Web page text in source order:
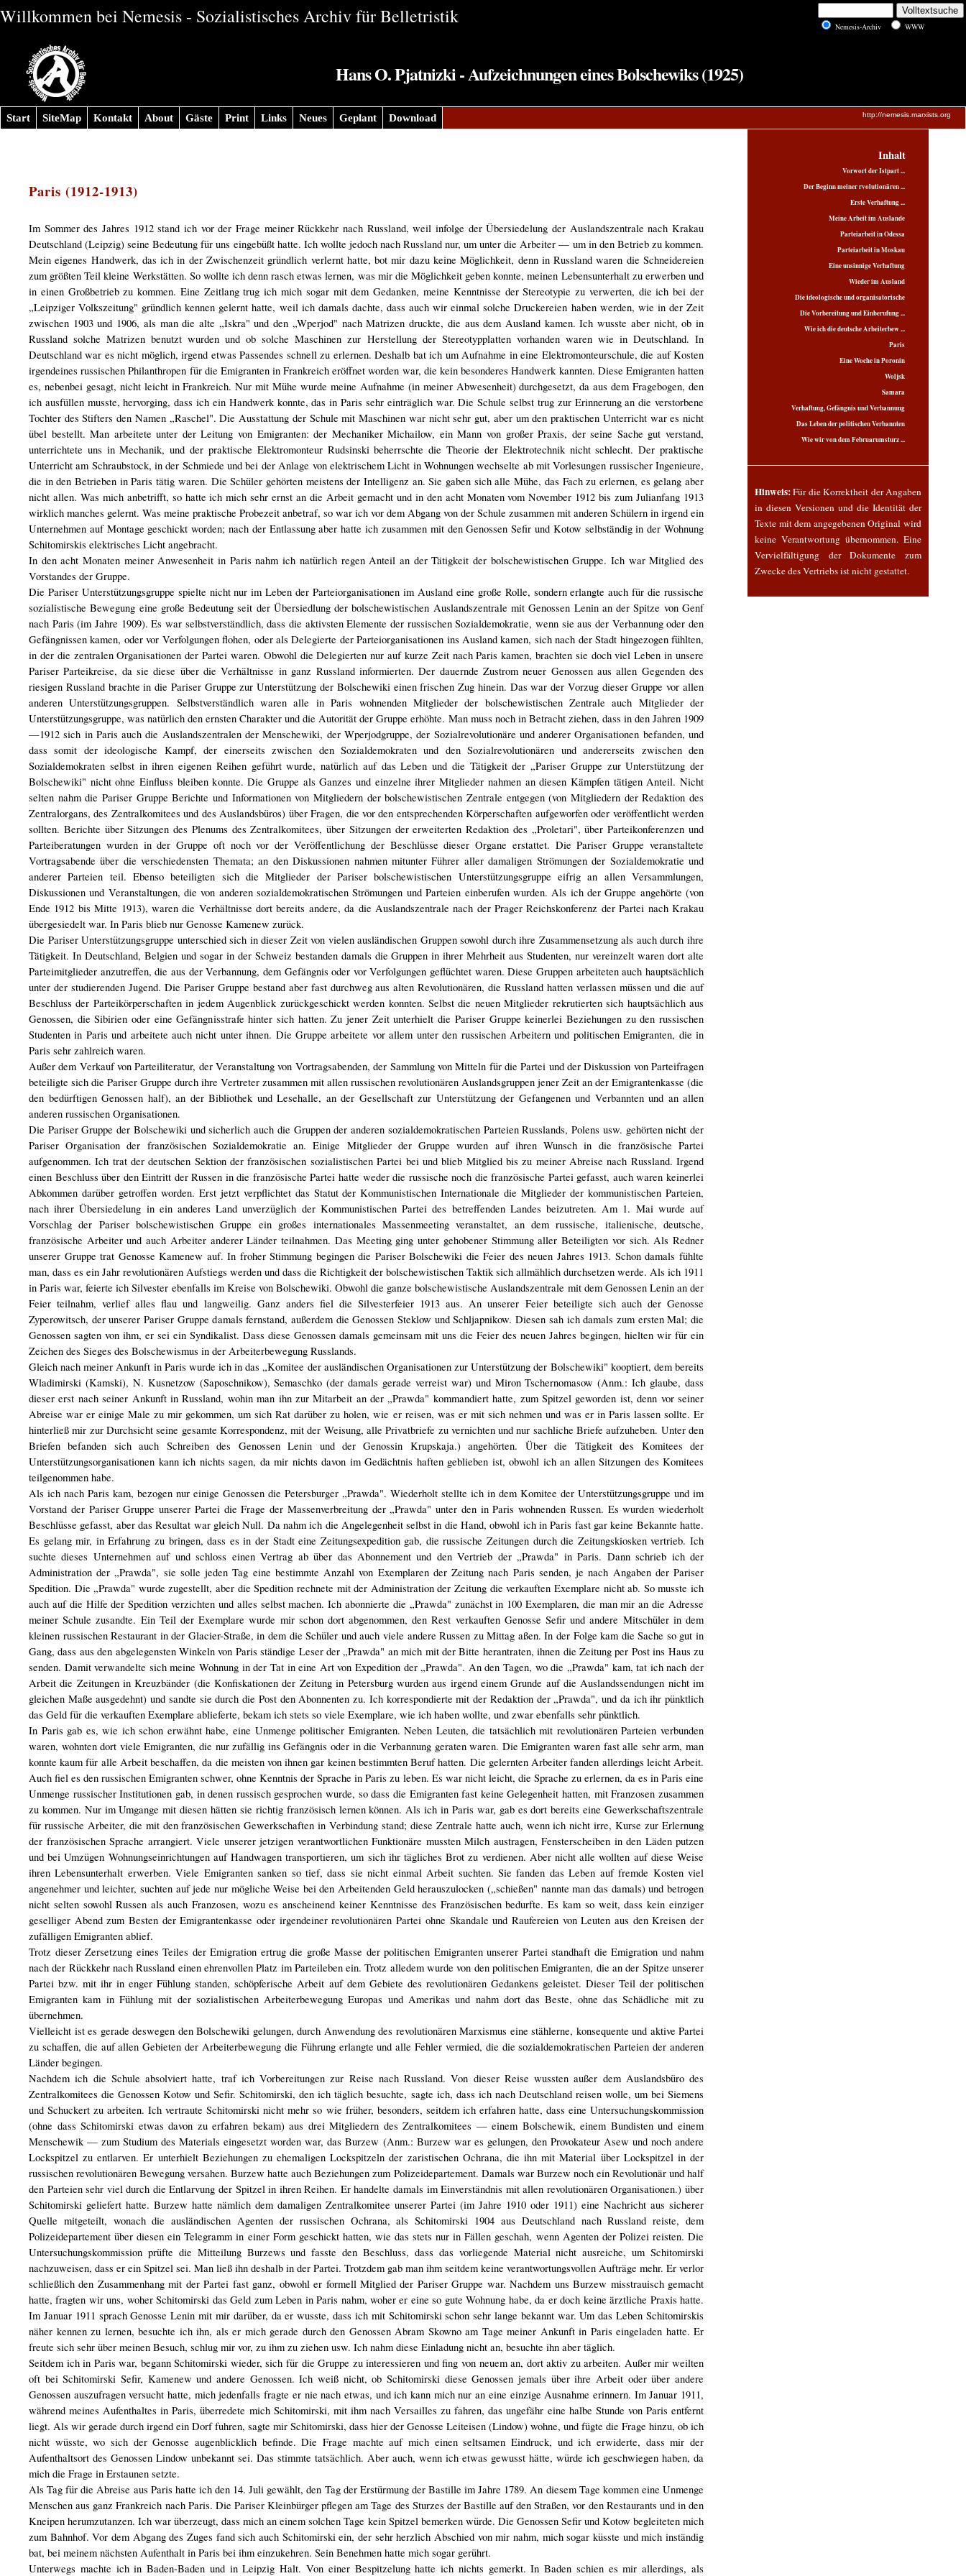
Nemesis-Archiv WWW
Willkommen bei Nemesis - Sozialistisches Archiv für Belletristik
Hans O. Pjatnizki - Aufzeichnungen eines Bolschewiks (1925)
Start SiteMap Kontakt About Gäste Print Links Neues Geplant Download http://nemesis.marxists.org
Paris (1912-1913)
Im Sommer des Jahres 1912 stand ich vor der Frage meiner Rückkehr nach Russland, weil infolge der Übersiedelung der Auslandszentrale nach Krakau
Deutschland (Leipzig) seine Bedeutung für uns eingebüßt hatte. Ich wollte jedoch nach Russland nur, um unter die Arbeiter — um in den Betrieb zu kommen.
Mein eigenes Handwerk, das ich in der Zwischenzeit gründlich verlernt hatte, bot mir dazu keine Möglichkeit, denn in Russland waren die Schneidereien
zum größten Teil kleine Werkstätten. So wollte ich denn rasch etwas lernen, was mir die Möglichkeit geben konnte, meinen Lebensunterhalt zu erwerben und
in einen Großbetrieb zu kommen. Eine Zeitlang trug ich mich sogar mit dem Gedanken, meine Kenntnisse der Stereotypie zu verwerten, die ich bei der
„Leipziger Volkszeitung" gründlich kennen gelernt hatte, weil ich damals dachte, dass auch wir einmal solche Druckereien haben werden, wie in der Zeit
zwischen 1903 und 1906, als man die alte „Iskra" und den „Wperjod" nach Matrizen druckte, die aus dem Ausland kamen. Ich wusste aber nicht, ob in
Russland solche Matrizen benutzt wurden und ob solche Maschinen zur Herstellung der Stereotypplatten vorhanden waren wie in Deutschland. In
Deutschland war es nicht möglich, irgend etwas Passendes schnell zu erlernen. Deshalb bat ich um Aufnahme in eine Elektromonteurschule, die auf Kosten
irgendeines russischen Philanthropen für die Emigranten in Frankreich eröffnet worden war, die kein besonderes Handwerk kannten. Diese Emigranten hatten
es, nebenbei gesagt, nicht leicht in Frankreich. Nur mit Mühe wurde meine Aufnahme (in meiner Abwesenheit) durchgesetzt, da aus dem Fragebogen, den
ich ausfüllen musste, hervorging, dass ich ein Handwerk konnte, das in Paris sehr einträglich war. Die Schule selbst trug zur Erinnerung an die verstorbene
Tochter des Stifters den Namen „Raschel". Die Ausstattung der Schule mit Maschinen war nicht sehr gut, aber um den praktischen Unterricht war es nicht
übel bestellt. Man arbeitete unter der Leitung von Emigranten: der Mechaniker Michailow, ein Mann von großer Praxis, der seine Sache gut verstand,
unterrichtete uns in Mechanik, und der praktische Elektromonteur Rudsinski beherrschte die Theorie der Elektrotechnik nicht schlecht. Der praktische
Unterricht am Schraubstock, in der Schmiede und bei der Anlage von elektrischem Licht in Wohnungen wechselte ab mit Vorlesungen russischer Ingenieure,
die in den Betrieben in Paris tätig waren. Die Schüler gehörten meistens der Intelligenz an. Sie gaben sich alle Mühe, das Fach zu erlernen, es gelang aber
nicht allen. Was mich anbetrifft, so hatte ich mich sehr ernst an die Arbeit gemacht und in den acht Monaten vom November 1912 bis zum Julianfang 1913
wirklich manches gelernt. Was meine praktische Probezeit anbetraf, so war ich vor dem Abgang von der Schule zusammen mit anderen Schülern in irgend ein
Unternehmen auf Montage geschickt worden; nach der Entlassung aber hatte ich zusammen mit den Genossen Sefir und Kotow selbständig in der Wohnung
Schitomirskis elektrisches Licht angebracht.
In den acht Monaten meiner Anwesenheit in Paris nahm ich natürlich regen Anteil an der Tätigkeit der bolschewistischen Gruppe. Ich war Mitglied des
Vorstandes der Gruppe.
Die Pariser Unterstützungsgruppe spielte nicht nur im Leben der Parteiorganisationen im Ausland eine große Rolle, sondern erlangte auch für die russische
sozialistische Bewegung eine große Bedeutung seit der Übersiedlung der bolschewistischen Auslandszentrale mit Genossen Lenin an der Spitze von Genf
nach Paris (im Jahre 1909). Es war selbstverständlich, dass die aktivsten Elemente der russischen Sozialdemokratie, wenn sie aus der Verbannung oder den
Gefängnissen kamen, oder vor Verfolgungen flohen, oder als Delegierte der Parteiorganisationen ins Ausland kamen, sich nach der Stadt hingezogen fühlten,
in der die zentralen Organisationen der Partei waren. Obwohl die Delegierten nur auf kurze Zeit nach Paris kamen, brachten sie doch viel Leben in unsere
Pariser Parteikreise, da sie diese über die Verhältnisse in ganz Russland informierten. Der dauernde Zustrom neuer Genossen aus allen Gegenden des
riesigen Russland brachte in die Pariser Gruppe zur Unterstützung der Bolschewiki einen frischen Zug hinein. Das war der Vorzug dieser Gruppe vor allen
anderen Unterstützungsgruppen. Selbstverständlich waren alle in Paris wohnenden Mitglieder der bolschewistischen Zentrale auch Mitglieder der
Unterstützungsgruppe, was natürlich den ernsten Charakter und die Autorität der Gruppe erhöhte. Man muss noch in Betracht ziehen, dass in den Jahren 1909
—1912 sich in Paris auch die Auslandszentralen der Menschewiki, der Wperjodgruppe, der Sozialrevolutionäre und anderer Organisationen befanden, und
dass somit der ideologische Kampf, der einerseits zwischen den Sozialdemokraten und den Sozialrevolutionären und andererseits zwischen den
Sozialdemokraten selbst in ihren eigenen Reihen geführt wurde, natürlich auf das Leben und die Tätigkeit der „Pariser Gruppe zur Unterstützung der
Bolschewiki" nicht ohne Einfluss bleiben konnte. Die Gruppe als Ganzes und einzelne ihrer Mitglieder nahmen an diesen Kämpfen tätigen Anteil. Nicht
selten nahm die Pariser Gruppe Berichte und Informationen von Mitgliedern der bolschewistischen Zentrale entgegen (von Mitgliedern der Redaktion des
Zentralorgans, des Zentralkomitees und des Auslandsbüros) über Fragen, die vor den entsprechenden Körperschaften aufgeworfen oder veröffentlicht werden
sollten. Berichte über Sitzungen des Plenums des Zentralkomitees, über Sitzungen der erweiterten Redaktion des „Proletari", über Parteikonferenzen und
Parteiberatungen wurden in der Gruppe oft noch vor der Veröffentlichung der Beschlüsse dieser Organe erstattet. Die Pariser Gruppe veranstaltete
Vortragsabende über die verschiedensten Themata; an den Diskussionen nahmen mitunter Führer aller damaligen Strömungen der Sozialdemokratie und
anderer Parteien teil. Ebenso beteiligten sich die Mitglieder der Pariser bolschewistischen Unterstützungsgruppe eifrig an allen Versammlungen,
Diskussionen und Veranstaltungen, die von anderen sozialdemokratischen Strömungen und Parteien einberufen wurden. Als ich der Gruppe angehörte (von
Ende 1912 bis Mitte 1913), waren die Verhältnisse dort bereits andere, da die Auslandszentrale nach der Prager Reichskonferenz der Partei nach Krakau
übergesiedelt war. In Paris blieb nur Genosse Kamenew zurück.
Die Pariser Unterstützungsgruppe unterschied sich in dieser Zeit von vielen ausländischen Gruppen sowohl durch ihre Zusammensetzung als auch durch ihre
Tätigkeit. In Deutschland, Belgien und sogar in der Schweiz bestanden damals die Gruppen in ihrer Mehrheit aus Studenten, nur vereinzelt waren dort alte
Parteimitglieder anzutreffen, die aus der Verbannung, dem Gefängnis oder vor Verfolgungen geflüchtet waren. Diese Gruppen arbeiteten auch hauptsächlich
unter der studierenden Jugend. Die Pariser Gruppe bestand aber fast durchweg aus alten Revolutionären, die Russland hatten verlassen müssen und die auf
Beschluss der Parteikörperschaften in jedem Augenblick zurückgeschickt werden konnten. Selbst die neuen Mitglieder rekrutierten sich hauptsächlich aus
Genossen, die Sibirien oder eine Gefängnisstrafe hinter sich hatten. Zu jener Zeit unterhielt die Pariser Gruppe keinerlei Beziehungen zu den russischen
Studenten in Paris und arbeitete auch nicht unter ihnen. Die Gruppe arbeitete vor allem unter den russischen Arbeitern und politischen Emigranten, die in
Paris sehr zahlreich waren.
Außer dem Verkauf von Parteiliteratur, der Veranstaltung von Vortragsabenden, der Sammlung von Mitteln für die Partei und der Diskussion von Parteifragen
beteiligte sich die Pariser Gruppe durch ihre Vertreter zusammen mit allen russischen revolutionären Auslandsgruppen jener Zeit an der Emigrantenkasse (die
den bedürftigen Genossen half), an der Bibliothek und Lesehalle, an der Gesellschaft zur Unterstützung der Gefangenen und Verbannten und an allen
anderen russischen Organisationen.
Die Pariser Gruppe der Bolschewiki und sicherlich auch die Gruppen der anderen sozialdemokratischen Parteien Russlands, Polens usw. gehörten nicht der
Pariser Organisation der französischen Sozialdemokratie an. Einige Mitglieder der Gruppe wurden auf ihren Wunsch in die französische Partei
aufgenommen. Ich trat der deutschen Sektion der französischen sozialistischen Partei bei und blieb Mitglied bis zu meiner Abreise nach Russland. Irgend
einen Beschluss über den Eintritt der Russen in die französische Partei hatte weder die russische noch die französische Partei gefasst, auch waren keinerlei
Abkommen darüber getroffen worden. Erst jetzt verpflichtet das Statut der Kommunistischen Internationale die Mitglieder der kommunistischen Parteien,
nach ihrer Übersiedelung in ein anderes Land unverzüglich der Kommunistischen Partei des betreffenden Landes beizutreten. Am 1. Mai wurde auf
Vorschlag der Pariser bolschewistischen Gruppe ein großes internationales Massenmeeting veranstaltet, an dem russische, italienische, deutsche,
französische Arbeiter und auch Arbeiter anderer Länder teilnahmen. Das Meeting ging unter gehobener Stimmung aller Beteiligten vor sich. Als Redner
unserer Gruppe trat Genosse Kamenew auf. In froher Stimmung begingen die Pariser Bolschewiki die Feier des neuen Jahres 1913. Schon damals fühlte
man, dass es ein Jahr revolutionären Aufstiegs werden und dass die Richtigkeit der bolschewistischen Taktik sich allmählich durchsetzen werde. Als ich 1911
in Paris war, feierte ich Silvester ebenfalls im Kreise von Bolschewiki. Obwohl die ganze bolschewistische Auslandszentrale mit dem Genossen Lenin an der
Feier teilnahm, verlief alles flau und langweilig. Ganz anders fiel die Silvesterfeier 1913 aus. An unserer Feier beteiligte sich auch der Genosse
Zyperowitsch, der unserer Pariser Gruppe damals fernstand, außerdem die Genossen Steklow und Schljapnikow. Diesen sah ich damals zum ersten Mal; die
Genossen sagten von ihm, er sei ein Syndikalist. Dass diese Genossen damals gemeinsam mit uns die Feier des neuen Jahres begingen, hielten wir für ein
Zeichen des Sieges des Bolschewismus in der Arbeiterbewegung Russlands.
Gleich nach meiner Ankunft in Paris wurde ich in das „Komitee der ausländischen Organisationen zur Unterstützung der Bolschewiki" kooptiert, dem bereits
Wladimirski (Kamski), N. Kusnetzow (Saposchnikow), Semaschko (der damals gerade verreist war) und Miron Tschernomasow (Anm.: Ich glaube, dass
dieser erst nach seiner Ankunft in Russland, wohin man ihn zur Mitarbeit an der „Prawda" kommandiert hatte, zum Spitzel geworden ist, denn vor seiner
Abreise war er einige Male zu mir gekommen, um sich Rat darüber zu holen, wie er reisen, was er mit sich nehmen und was er in Paris lassen sollte. Er
hinterließ mir zur Durchsicht seine gesamte Korrespondenz, mit der Weisung, alle Privatbriefe zu vernichten und nur sachliche Briefe aufzuheben. Unter den
Briefen befanden sich auch Schreiben des Genossen Lenin und der Genossin Krupskaja.) angehörten. Über die Tätigkeit des Komitees der
Unterstützungsorganisationen kann ich nichts sagen, da mir nichts davon im Gedächtnis haften geblieben ist, obwohl ich an allen Sitzungen des Komitees
teilgenommen habe.
Als ich nach Paris kam, bezogen nur einige Genossen die Petersburger „Prawda". Wiederholt stellte ich in dem Komitee der Unterstützungsgruppe und im
Vorstand der Pariser Gruppe unserer Partei die Frage der Massenverbreitung der „Prawda" unter den in Paris wohnenden Russen. Es wurden wiederholt
Beschlüsse gefasst, aber das Resultat war gleich Null. Da nahm ich die Angelegenheit selbst in die Hand, obwohl ich in Paris fast gar keine Bekannte hatte.
Es gelang mir, in Erfahrung zu bringen, dass es in der Stadt eine Zeitungsexpedition gab, die russische Zeitungen durch die Zeitungskiosken vertrieb. Ich
suchte dieses Unternehmen auf und schloss einen Vertrag ab über das Abonnement und den Vertrieb der „Prawda" in Paris. Dann schrieb ich der
Administration der „Prawda", sie solle jeden Tag eine bestimmte Anzahl von Exemplaren der Zeitung nach Paris senden, je nach Angaben der Pariser
Spedition. Die „Prawda" wurde zugestellt, aber die Spedition rechnete mit der Administration der Zeitung die verkauften Exemplare nicht ab. So musste ich
auch auf die Hilfe der Spedition verzichten und alles selbst machen. Ich abonnierte die „Prawda" zunächst in 100 Exemplaren, die man mir an die Adresse
meiner Schule zusandte. Ein Teil der Exemplare wurde mir schon dort abgenommen, den Rest verkauften Genosse Sefir und andere Mitschüler in dem
kleinen russischen Restaurant in der Glacier-Straße, in dem die Schüler und auch viele andere Russen zu Mittag aßen. In der Folge kam die Sache so gut in
Gang, dass aus den abgelegensten Winkeln von Paris ständige Leser der „Prawda" an mich mit der Bitte herantraten, ihnen die Zeitung per Post ins Haus zu
senden. Damit verwandelte sich meine Wohnung in der Tat in eine Art von Expedition der „Prawda". An den Tagen, wo die „Prawda" kam, tat ich nach der
Arbeit die Zeitungen in Kreuzbänder (die Konfiskationen der Zeitung in Petersburg wurden aus irgend einem Grunde auf die Auslandssendungen nicht im
gleichen Maße ausgedehnt) und sandte sie durch die Post den Abonnenten zu. Ich korrespondierte mit der Redaktion der „Prawda", und da ich ihr pünktlich
das Geld für die verkauften Exemplare ablieferte, bekam ich stets so viele Exemplare, wie ich haben wollte, und zwar ebenfalls sehr pünktlich.
In Paris gab es, wie ich schon erwähnt habe, eine Unmenge politischer Emigranten. Neben Leuten, die tatsächlich mit revolutionären Parteien verbunden
waren, wohnten dort viele Emigranten, die nur zufällig ins Gefängnis oder in die Verbannung geraten waren. Die Emigranten waren fast alle sehr arm, man
konnte kaum für alle Arbeit beschaffen, da die meisten von ihnen gar keinen bestimmten Beruf hatten. Die gelernten Arbeiter fanden allerdings leicht Arbeit.
Auch fiel es den russischen Emigranten schwer, ohne Kenntnis der Sprache in Paris zu leben. Es war nicht leicht, die Sprache zu erlernen, da es in Paris eine
Unmenge russischer Institutionen gab, in denen russisch gesprochen wurde, so dass die Emigranten fast keine Gelegenheit hatten, mit Franzosen zusammen
zu kommen. Nur im Umgange mit diesen hätten sie richtig französisch lernen können. Als ich in Paris war, gab es dort bereits eine Gewerkschaftszentrale
für russische Arbeiter, die mit den französischen Gewerkschaften in Verbindung stand; diese Zentrale hatte auch, wenn ich nicht irre, Kurse zur Erlernung
der französischen Sprache arrangiert. Viele unserer jetzigen verantwortlichen Funktionäre mussten Milch austragen, Fensterscheiben in den Läden putzen
und bei Umzügen Wohnungseinrichtungen auf Handwagen transportieren, um sich ihr tägliches Brot zu verdienen. Aber nicht alle wollten auf diese Weise
ihren Lebensunterhalt erwerben. Viele Emigranten sanken so tief, dass sie nicht einmal Arbeit suchten. Sie fanden das Leben auf fremde Kosten viel
angenehmer und leichter, suchten auf jede nur mögliche Weise bei den Arbeitenden Geld herauszulocken („schießen" nannte man das damals) und betrogen
nicht selten sowohl Russen als auch Franzosen, wozu es anscheinend keiner Kenntnisse des Französischen bedurfte. Es kam so weit, dass kein einziger
geselliger Abend zum Besten der Emigrantenkasse oder irgendeiner revolutionären Partei ohne Skandale und Raufereien von Leuten aus den Kreisen der
zufälligen Emigranten ablief.
Trotz dieser Zersetzung eines Teiles der Emigration ertrug die große Masse der politischen Emigranten unserer Partei standhaft die Emigration und nahm
nach der Rückkehr nach Russland einen ehrenvollen Platz im Parteileben ein. Trotz alledem wurde von den politischen Emigranten, die an der Spitze unserer
Partei bzw. mit ihr in enger Fühlung standen, schöpferische Arbeit auf dem Gebiete des revolutionären Gedankens geleistet. Dieser Teil der politischen
Emigranten kam in Fühlung mit der sozialistischen Arbeiterbewegung Europas und Amerikas und nahm dort das Beste, ohne das Schädliche mit zu
übernehmen.
Vielleicht ist es gerade deswegen den Bolschewiki gelungen, durch Anwendung des revolutionären Marxismus eine stählerne, konsequente und aktive Partei
zu schaffen, die auf allen Gebieten der Arbeiterbewegung die Führung erlangte und alle Fehler vermied, die die sozialdemokratischen Parteien der anderen
Länder begingen.
Nachdem ich die Schule absolviert hatte, traf ich Vorbereitungen zur Reise nach Russland. Von dieser Reise wussten außer dem Auslandsbüro des
Zentralkomitees die Genossen Kotow und Sefir. Schitomirski, den ich täglich besuchte, sagte ich, dass ich nach Deutschland reisen wolle, um bei Siemens
und Schuckert zu arbeiten. Ich vertraute Schitomirski nicht mehr so wie früher, besonders, seitdem ich erfahren hatte, dass eine Untersuchungskommission
(ohne dass Schitomirski etwas davon zu erfahren bekam) aus drei Mitgliedern des Zentralkomitees — einem Bolschewik, einem Bundisten und einem
Menschewik — zum Studium des Materials eingesetzt worden war, das Burzew (Anm.: Burzew war es gelungen, den Provokateur Asew und noch andere
Lockspitzel zu entlarven. Er unterhielt Beziehungen zu ehemaligen Lockspitzeln der zaristischen Ochrana, die ihn mit Material über Lockspitzel in der
russischen revolutionären Bewegung versahen. Burzew hatte auch Beziehungen zum Polizeidepartement. Damals war Burzew noch ein Revolutionär und half
den Parteien sehr viel durch die Entlarvung der Spitzel in ihren Reihen. Er handelte damals im Einverständnis mit allen revolutionären Organisationen.) über
Schitomirski geliefert hatte. Burzew hatte nämlich dem damaligen Zentralkomitee unserer Partei (im Jahre 1910 oder 1911) eine Nachricht aus sicherer
Quelle mitgeteilt, wonach die ausländischen Agenten der russischen Ochrana, als Schitomirski 1904 aus Deutschland nach Russland reiste, dem
Polizeidepartement über diesen ein Telegramm in einer Form geschickt hatten, wie das stets nur in Fällen geschah, wenn Agenten der Polizei reisten. Die
Untersuchungskommission prüfte die Mitteilung Burzews und fasste den Beschluss, dass das vorliegende Material nicht ausreiche, um Schitomirski
nachzuweisen, dass er ein Spitzel sei. Man ließ ihn deshalb in der Partei. Trotzdem gab man ihm seitdem keine verantwortungsvollen Aufträge mehr. Er verlor
schließlich den Zusammenhang mit der Partei fast ganz, obwohl er formell Mitglied der Pariser Gruppe war. Nachdem uns Burzew misstrauisch gemacht
hatte, fragten wir uns, woher Schitomirski das Geld zum Leben in Paris nahm, woher er eine so gute Wohnung habe, da er doch keine ärztliche Praxis hatte.
Im Januar 1911 sprach Genosse Lenin mit mir darüber, da er wusste, dass ich mit Schitomirski schon sehr lange bekannt war. Um das Leben Schitomirskis
näher kennen zu lernen, besuchte ich ihn, als er mich gerade durch den Genossen Abram Skowno am Tage meiner Ankunft in Paris eingeladen hatte. Er
freute sich sehr über meinen Besuch, schlug mir vor, zu ihm zu ziehen usw. Ich nahm diese Einladung nicht an, besuchte ihn aber täglich.
Seitdem ich in Paris war, begann Schitomirski wieder, sich für die Gruppe zu interessieren und fing von neuem an, dort aktiv zu arbeiten. Außer mir weilten
oft bei Schitomirski Sefir, Kamenew und andere Genossen. Ich weiß nicht, ob Schitomirski diese Genossen jemals über ihre Arbeit oder über andere
Genossen auszufragen versucht hatte, mich jedenfalls fragte er nie nach etwas, und ich kann mich nur an eine einzige Ausnahme erinnern. Im Januar 1911,
während meines Aufenthaltes in Paris, überredete mich Schitomirski, mit ihm nach Versailles zu fahren, das ungefähr eine halbe Stunde von Paris entfernt
liegt. Als wir gerade durch irgend ein Dorf fuhren, sagte mir Schitomirski, dass hier der Genosse Leiteisen (Lindow) wohne, und fügte die Frage hinzu, ob ich
nicht wüsste, wo sich der Genosse augenblicklich befinde. Die Frage machte auf mich einen seltsamen Eindruck, und ich erwiderte, dass mir der
Aufenthaltsort des Genossen Lindow unbekannt sei. Das stimmte tatsächlich. Aber auch, wenn ich etwas gewusst hätte, würde ich geschwiegen haben, da
mich die Frage in Erstaunen setzte.
Als Tag für die Abreise aus Paris hatte ich den 14. Juli gewählt, den Tag der Erstürmung der Bastille im Jahre 1789. An diesem Tage kommen eine Unmenge
Menschen aus ganz Frankreich nach Paris. Die Pariser Kleinbürger pflegen am Tage des Sturzes der Bastille auf den Straßen, vor den Restaurants und in den
Kneipen herumzutanzen. Ich war überzeugt, dass mich an einem solchen Tage kein Spitzel bemerken würde. Die Genossen Sefir und Kotow begleiteten mich
zum Bahnhof. Vor dem Abgang des Zuges fand sich auch Schitomirski ein, der sehr herzlich Abschied von mir nahm, mich sogar küsste und mich inständig
bat, bei meinem nächsten Aufenthalt in Paris bei ihm einzukehren. Sein Benehmen hatte mich sogar gerührt.
Unterwegs machte ich in Baden-Baden und in Leipzig Halt. Von einer Bespitzelung hatte ich nichts gemerkt. In Baden schien es mir allerdings, als
Inhalt
Vorwort der Istpart ...
Der Beginn meiner rvolutionären ...
Erste Verhaftung ...
Meine Arbeit im Auslande
Parteiarbeit in Odessa
Parteiarbeit in Moskau
Eine unsinnige Verhaftung
Wieder im Ausland
Die ideologische und organisatorische
Die Vorbereitung und Einberufung ...
Wie ich die deutsche Arbeiterbew ...
Paris
Eine Woche in Poronin
Woljsk
Samara
Verhaftung, Gefängnis und Verbannung
Das Leben der politischen Verbannten
Wie wir von dem Februarumsturz ...
Hinweis:Für die Korrektheit der Angaben
in diesen Versionen und die Identität der
Texte mit dem angegebenen Original wird
keine Verantwortung übernommen. Eine
Vervielfältigung der Dokumente zum
Zwecke des Vertriebs ist nicht gestattet.